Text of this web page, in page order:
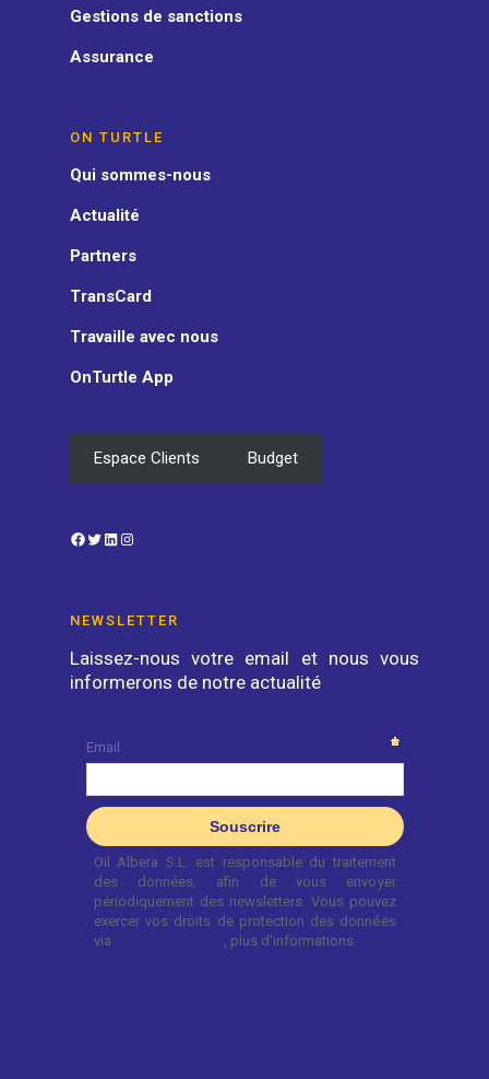
Gestions de sanctions
Assurance
ON TURTLE
Qui sommes-nous
Actualité
Partners
TransCard
Travaille avec nous
OnTurtle App
Espace Clients Budget
Facebook
TwitterLinkedIn
NEWSLETTER
Laissez-nous votre email et nous vous
informerons de notre actualité